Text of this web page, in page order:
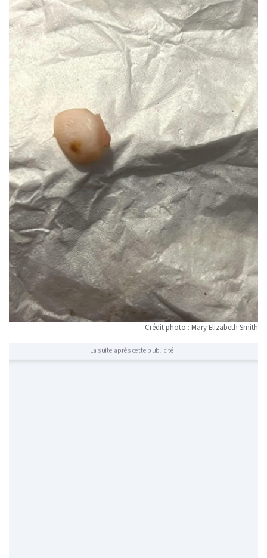
Crédit photo : Mary Elizabeth Smith
La suite après cette publicité